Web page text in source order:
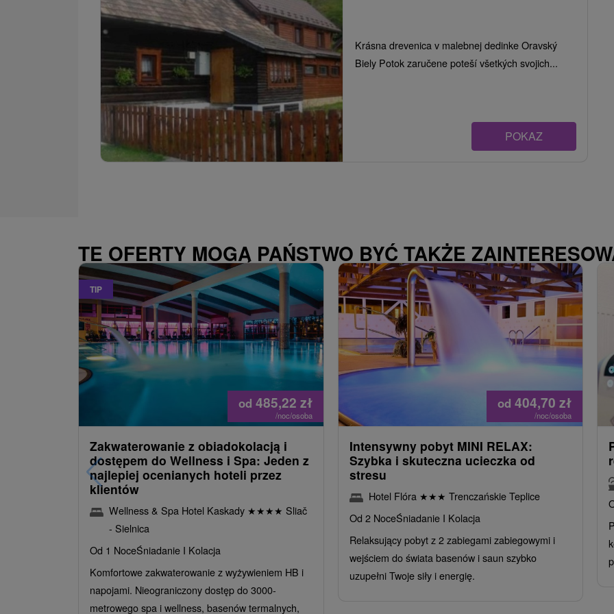
Krásna drevenica v malebnej dedinke Oravský
Biely Potok zaručene poteší všetkých svojich...
POKAZ
TE OFERTY MOGĄ PAŃSTWO BYĆ TAKŻE
TIP
od 485,22 zł
/noc/osoba
Zakwaterowanie z obiadokolacją i
dostępem do Wellness i Spa: Jeden z
najlepiej ocenianych hoteli przez
klientów
Wellness & Spa Hotel Kaskady ★★★★ Sliač
- Sielnica
Od 1 NoceŚniadanie I Kolacja
Komfortowe zakwaterowanie z wyżywieniem HB i
napojami. Nieograniczony dostęp do 3000-
metrowego spa i wellness, basenów termalnych,
od 404,70zł
/noc/osoba
Intensywny pobyt MINI RELAX:
Szybka i skuteczna ucieczka od
stresu
Hotel Flóra ★★★ Trenczańskie Teplice
Od 2 NoceŚniadanie I Kolacja
Relaksujący pobyt z 2 zabiegami zabiegowymi i
wejściem do świata basenów i saun szybko
uzupełni Twoje siły i energię.